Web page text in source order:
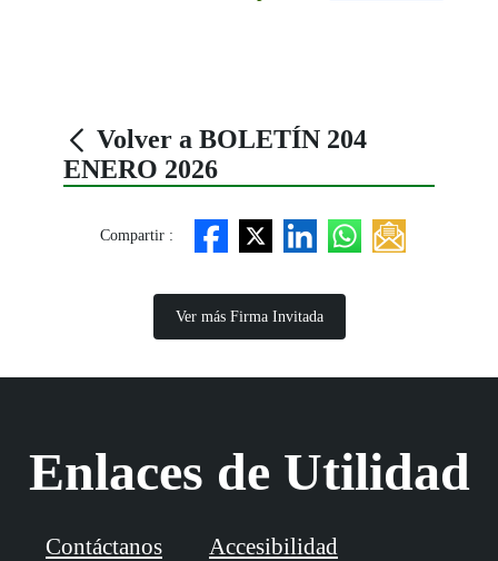
Volver a BOLETÍN 204
ENERO 2026
Compartir :
Ver más Firma Invitada
Enlaces de Utilidad
Contáctanos Accesibilidad